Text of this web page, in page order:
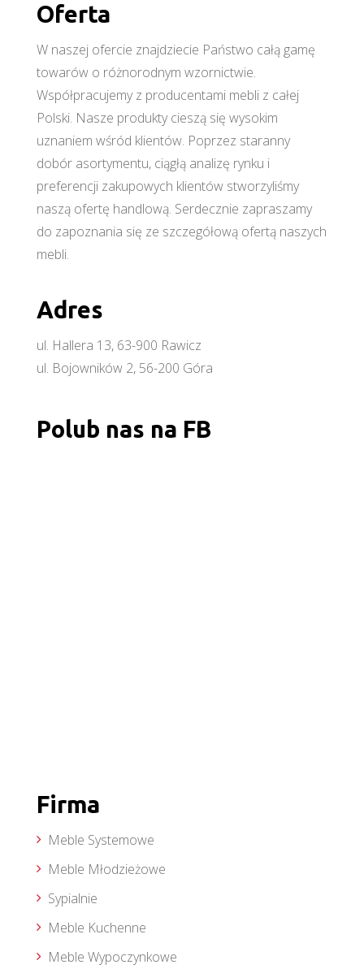
Oferta
W naszej ofercie znajdziecie Państwo całą gamę
towarów o różnorodnym wzornictwie.
Współpracujemy z producentami mebli z całej
Polski. Nasze produkty cieszą się wysokim
uznaniem wśród klientów. Poprzez staranny
dobór asortymentu, ciągłą analizę rynku i
preferencji zakupowych klientów stworzyliśmy
naszą ofertę handlową. Serdecznie zapraszamy
do zapoznania się ze szczegółową ofertą naszych
mebli.
Adres
ul. Hallera 13, 63-900 Rawicz
ul. Bojowników 2, 56-200 Góra
Polub nas na FB
Firma
Meble Systemowe
Meble Młodzieżowe
Sypialnie
Meble Kuchenne
Meble Wypoczynkowe